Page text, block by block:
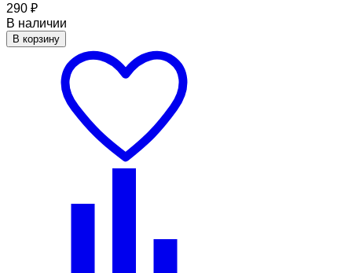
290 ₽
В наличии
В корзину